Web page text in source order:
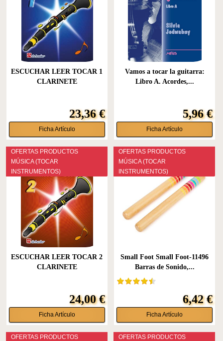
ESCUCHAR LEER TOCAR 1
CLARINETE
23,36 €
Ficha Artículo
Vamos a tocar la guitarra:
Libro A. Acordes,...
5,96 €
Ficha Artículo
OFERTAS PRODUCTOS
MÚSICA (TOCAR
INSTRUMENTOS)
ESCUCHAR LEER TOCAR 2
CLARINETE
24,00 €
Ficha Artículo
OFERTAS PRODUCTOS
MÚSICA (TOCAR
INSTRUMENTOS)
Small Foot Small Foot-11496
Barras de Sonido,...
6,42 €
Ficha Artículo
OFERTAS PRODUCTOS
OFERTAS PRODUCTOS